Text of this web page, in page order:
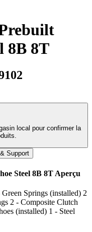
8B 8T
local pour confirmer la
Support
Steel 8B 8T Aperçu
Springs (installed) 2
2 - Composite Clutch
(installed) 1 - Steel